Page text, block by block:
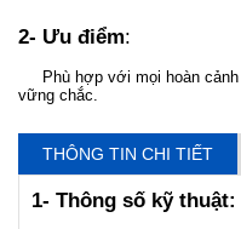
2- Ưu điểm:
Phù hợp với mọi hoàn cảnh
vững chắc.
THÔNG TIN CHI TIẾT
1- Thông số kỹ thuật: